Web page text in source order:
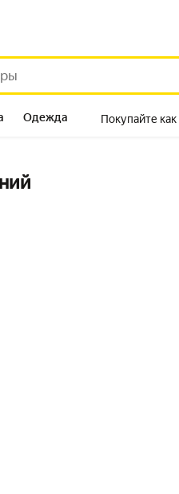
Одежда Покупайте